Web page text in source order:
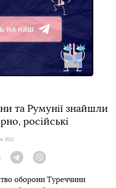
на наш
та Румунії знайшли
російські
2022
Twitter Telegram
оборони Туреччини